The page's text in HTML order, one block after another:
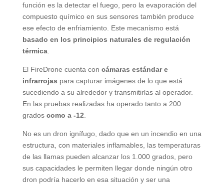
función es la detectar el fuego, pero la evaporación del
compuesto químico en sus sensores también produce
ese efecto de enfriamiento. Este mecanismo está
basado en los principios naturales de regulación
térmica.
El FireDrone cuenta con cámaras estándar e
infrarrojas para capturar imágenes de lo que está
sucediendo a su alrededor y transmitirlas al operador.
En las pruebas realizadas ha operado tanto a 200
grados como a -12
No es un dron ignífugo, dado que en un incendio en una
estructura, con materiales inflamables, las temperaturas
de las llamas pueden alcanzar los 1.000 grados, pero
sus capacidades le permiten llegar donde ningún otro
dron podría hacerlo en esa situación y ser una